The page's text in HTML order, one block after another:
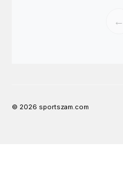
←
© 2026 sportszam.com